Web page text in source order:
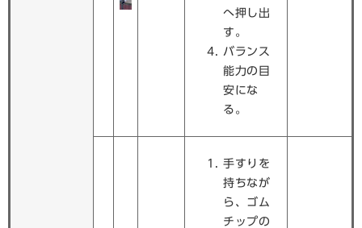
へ押し出
す。
バランス
能力の目
安にな
る。
手すりを
持ちなが
ら、ゴム
チップの